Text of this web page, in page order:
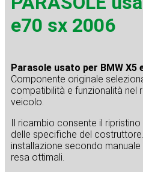
e70 sx 2006
Parasole usato per BMW X5
Componente originale
compatibilità e funzionalità nel
veicolo.
Il ricambio consente il
delle specifiche del
installazione secondo
resa ottimali.